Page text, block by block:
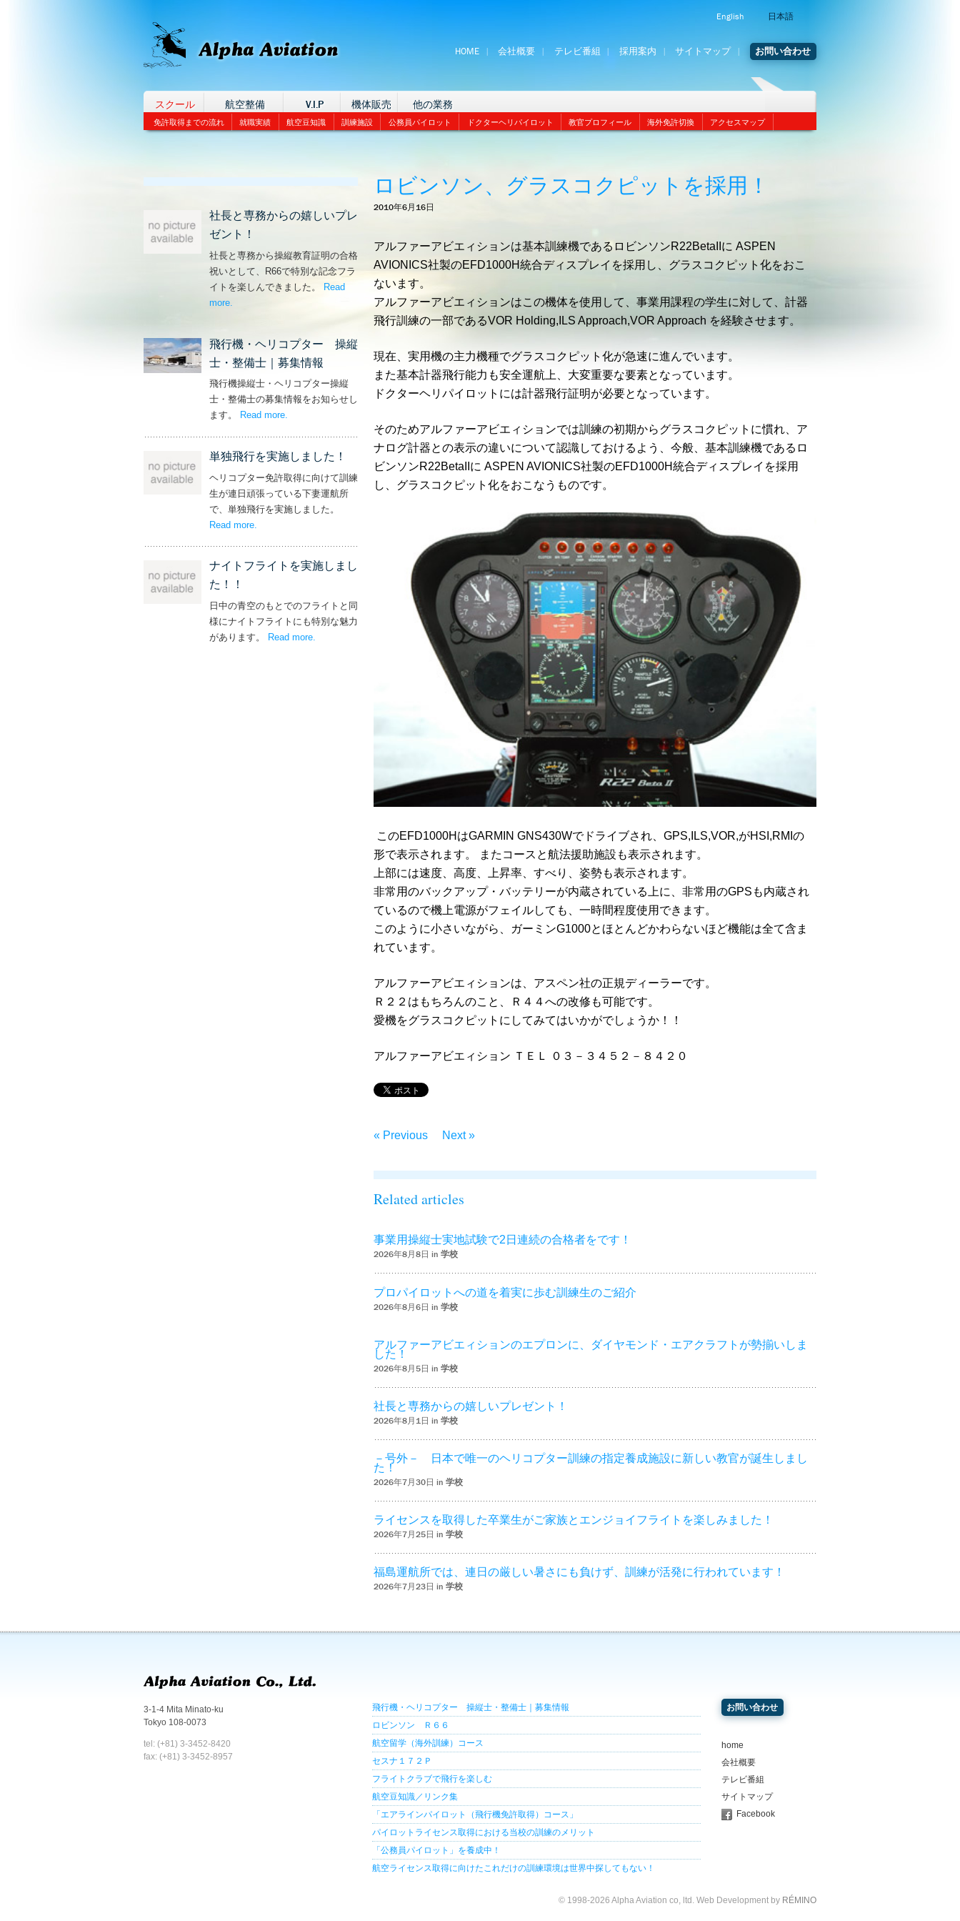
English 日本語
HOME 会社概要 テレビ番組 採用案内 サイトマップ お問い合わせ
スクール 航空整備 V.I.P 機体販売 他の業務
免許取得までの流れ 就職実績 航空豆知識 訓練施設 公務員パイロット ドクターヘリパイロット 教官プロフィール 海外免許切換 アクセスマップ
ロビンソン、グラスコクピットを採用！
2010年6月16日
アルファーアビエィションは基本訓練機であるロビンソンR22BetaIIに ASPEN
AVIONICS社製のEFD1000H統合ディスプレイを採用し、グラスコクピット化をおこ
ないます。
アルファーアビエィションはこの機体を使用して、事業用課程の学生に対して、計器
飛行訓練の一部であるVOR Holding,ILS Approach,VOR Approach を経験させます。
現在、実用機の主力機種でグラスコクピット化が急速に進んでいます。
また基本計器飛行能力も安全運航上、大変重要な要素となっています。
ドクターヘリパイロットには計器飛行証明が必要となっています。
そのためアルファーアビエィションでは訓練の初期からグラスコクピットに慣れ、ア
ナログ計器との表示の違いについて認識しておけるよう、今般、基本訓練機であるロ
ビンソンR22BetaIIに ASPEN AVIONICS社製のEFD1000H統合ディスプレイを採用
し、グラスコクピット化をおこなうものです。
このEFD1000HはGARMIN GNS430Wでドライブされ、GPS,ILS,VOR,がHSI,RMIの
形で表示されます。 またコースと航法援助施設も表示されます。
上部には速度、高度、上昇率、すべり、姿勢も表示されます。
非常用のバックアップ・バッテリーが内蔵されている上に、非常用のGPSも内蔵され
ているので機上電源がフェイルしても、一時間程度使用できます。
このように小さいながら、ガーミンG1000とほとんどかわらないほど機能は全て含ま
れています。
アルファーアビエィションは、アスペン社の正規ディーラーです。
Ｒ２２はもちろんのこと、Ｒ４４への改修も可能です。
愛機をグラスコクピットにしてみてはいかがでしょうか！！
アルファーアビエィション ＴＥＬ ０３－３４５２－８４２０
« Previous Next »
社長と専務からの嬉しいプレ
ゼント！
社長と専務から操縦教育証明の合格
祝いとして、R66で特別な記念フラ
イトを楽しんできました。
Read
more – ‘社長と専務からの嬉しいプレゼント！’
飛行機・ヘリコプター 操縦
士・整備士｜募集情報
飛行機操縦士・ヘリコプター操縦
士・整備士の募集情報をお知らせし
ます。
Read more– ‘飛行機・ヘリコプター 操縦士・整備士｜募集情報’
.
単独飛行を実施しました！
ヘリコプター免許取得に向けて訓練
生が連日頑張っている下妻運航所
で、単独飛行を実施しました。
Read more
ナイトフライトを実施しまし
た！！
日中の青空のもとでのフライトと同
様にナイトフライトにも特別な魅力
があります。
Read more– ‘ナイトフライトを実施しました！！’
.
Related articles
事業用操縦士実地試験で2日連続の合格者をです！
2026年8月8日 in 学校
プロパイロットへの道を着実に歩む訓練生のご紹介
2026年8月6日 in 学校
アルファーアビエィションのエプロンに、ダイヤモンド・エアクラフトが勢揃いしま
した！
2026年8月5日 in 学校
社長と専務からの嬉しいプレゼント！
2026年8月1日 in 学校
－号外－ 日本で唯一のヘリコプター訓練の指定養成施設に新しい教官が誕生しまし
た！
2026年7月30日 in 学校
ライセンスを取得した卒業生がご家族とエンジョイフライトを楽しみました！
2026年7月25日 in 学校
福島運航所では、連日の厳しい暑さにも負けず、訓練が活発に行われています！
2026年7月23日 in 学校
3-1-4 Mita Minato-ku
Tokyo 108-0073
tel: (+81) 3-3452-8420
fax: (+81) 3-3452-8957
飛行機・ヘリコプター 操縦士・整備士｜募集情報
ロビンソン Ｒ６６
航空留学（海外訓練）コース
セスナ１７２Ｐ
フライトクラブで飛行を楽しむ
航空豆知識／リンク集
「エアラインパイロット（飛行機免許取得）コース」
パイロットライセンス取得における当校の訓練のメリット
「公務員パイロット」を養成中！
航空ライセンス取得に向けたこれだけの訓練環境は世界中探してもない！
お問い合わせ
home
会社概要
テレビ番組
サイトマップ
Facebook
© 1998-2026 Alpha Aviation co, ltd. Web Development by RÉMINO